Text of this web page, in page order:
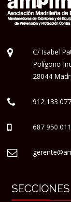
C/ Isabel
Polígono
28044
912 133 077
687 950 011
SECCIONES